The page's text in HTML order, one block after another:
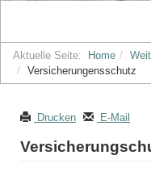
Aktuelle Seite: Home
Versicherungensschutz
Drucken E-Mail